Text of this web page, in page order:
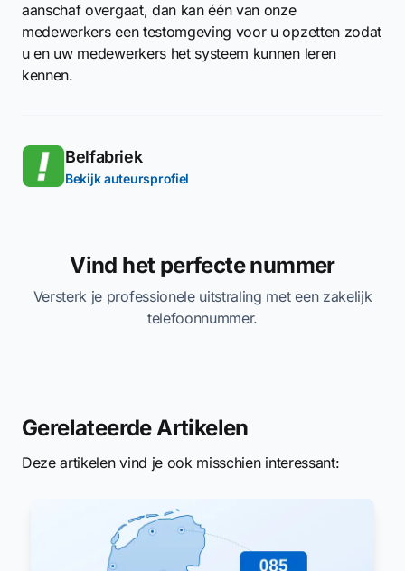
aanschaf overgaat, dan kan één van onze
medewerkers een testomgeving voor u opzetten zodat
u en uw medewerkers het systeem kunnen leren
kennen.
Belfabriek
Bekijk auteursprofiel
Vind het perfecte nummer
Versterk je professionele uitstraling met een zakelijk
telefoonnummer.
Gerelateerde Artikelen
Deze artikelen vind je ook misschien interessant: